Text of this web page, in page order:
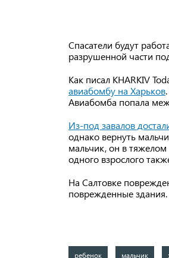
Спасатели будут
разрушенной части
Как писал KHARKIV
авиабомбу на Харьков
Авиабомба попала
Из-под завалов
однако вернуть
мальчик, он в тяжелом
одного взрослого
На Салтовке
поврежденные здания.
ребенок мальчик